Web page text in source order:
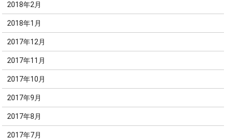
2018年2月
2018年1月
2017年12月
2017年11月
2017年10月
2017年9月
2017年8月
2017年7月